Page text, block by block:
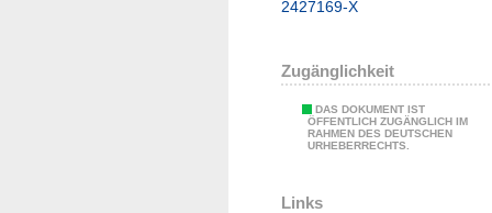
2427169-X
Zugänglichkeit
DAS DOKUMENT IST
ÖFFENTLICH ZUGÄNGLICH IM
RAHMEN DES DEUTSCHEN
URHEBERRECHTS.
Links